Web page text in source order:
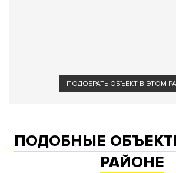
ПОДОБРАТЬ ОБЪЕКТ В ЭТОМ
ПОДОБНЫЕ
РАЙОНЕ